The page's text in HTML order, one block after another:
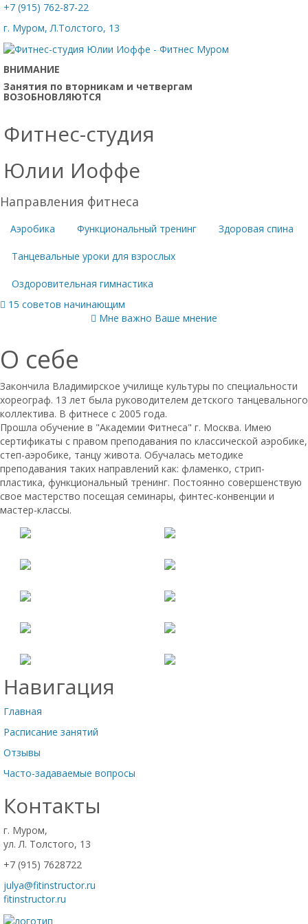
+7 (915) 762-87-22
г. Муром, Л.Толстого, 13
ВНИМАНИЕ
Занятия по вторникам и четвергам
ВОЗОБНОВЛЯЮТСЯ
Фитнес-студия
Юлии Иоффе
Направления фитнеса
Аэробика Функциональный тренинг Здоровая спина
Танцевальные уроки для взрослых
Оздоровительная гимнастика
15 советов начинающим
Мне важно Ваше мнение
О себе
Закончила Владимирское училище культуры по специальности
хореограф. 13 лет была руководителем детского танцевального
коллектива. В фитнесе с 2005 года.
Прошла обучение в "Академии Фитнеса" г. Москва. Имею
сертификаты с правом преподавания по классической аэробике,
степ-аэробике, танцу живота. Обучалась методике
преподавания таких направлений как: фламенко, стрип-
пластика, функциональный тренинг. Постоянно совершенствую
свое мастерство посещая семинары, финтес-конвенции и
мастер-классы.
Навигация
Главная
Расписание занятий
Отзывы
Часто-задаваемые вопросы
Контакты
г. Муром,
ул. Л. Толстого, 13
+7 (915) 7628722
julya@fitinstructor.ru
fitinstructor.ru